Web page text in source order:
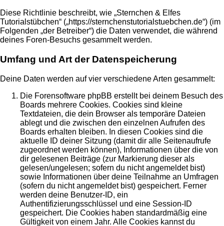
Diese Richtlinie beschreibt, wie „Sternchen & Elfes
Tutorialstübchen“ („https://sternchenstutorialstuebchen.de“) (im
Folgenden „der Betreiber“) die Daten verwendet, die während
deines Foren-Besuchs gesammelt werden.
Umfang und Art der Datenspeicherung
Deine Daten werden auf vier verschiedene Arten gesammelt:
Die Forensoftware phpBB erstellt bei deinem Besuch des
Boards mehrere Cookies. Cookies sind kleine
Textdateien, die dein Browser als temporäre Dateien
ablegt und die zwischen den einzelnen Aufrufen des
Boards erhalten bleiben. In diesen Cookies sind die
aktuelle ID deiner Sitzung (damit dir alle Seitenaufrufe
zugeordnet werden können), Informationen über die von
dir gelesenen Beiträge (zur Markierung dieser als
gelesen/ungelesen; sofern du nicht angemeldet bist)
sowie Informationen über deine Teilnahme an Umfragen
(sofern du nicht angemeldet bist) gespeichert. Ferner
werden deine Benutzer-ID, ein
Authentifizierungsschlüssel und eine Session-ID
gespeichert. Die Cookies haben standardmäßig eine
Gültigkeit von einem Jahr. Alle Cookies kannst du